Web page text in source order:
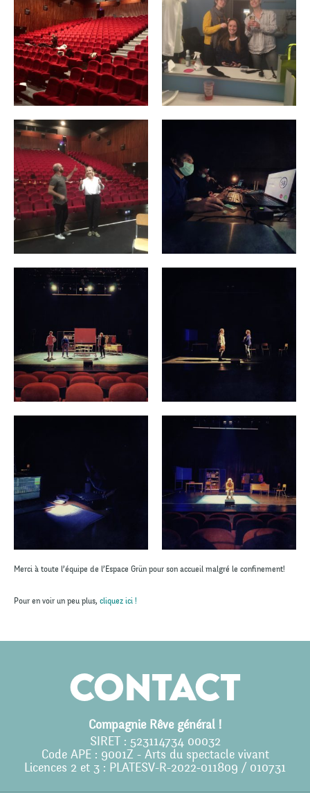
Actualités
Spectacles
Compagnie
Agenda
Action culturelle
Pro
Contact
Merci à toute l’équipe de l’Espace Grün pour son accueil malgré le confinement!
Pour en voir un peu plus, cliquez ici !
Contact
Compagnie Rêve général !
SIRET : 523114734 00032
Code APE : 9001Z - Arts du spectacle vivant
Licences 2 et 3 : PLATESV-R-2022-011809 / 010731